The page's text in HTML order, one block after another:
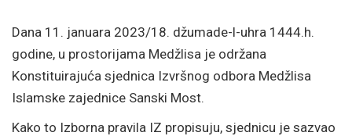
Dana 11. januara 2023/18. džumade-l-uhra 1444.h.
godine, u prostorijama Medžlisa je održana
Konstituirajuća sjednica Izvršnog odbora Medžlisa
Islamske zajednice Sanski Most.
Kako to Izborna pravila IZ propisuju, sjednicu je sazvao